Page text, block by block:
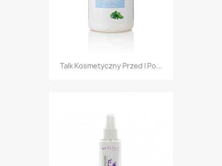
Talk Kosmetyczny Przed I Po...